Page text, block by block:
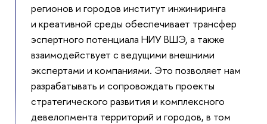
регионов и городов институт инжиниринга
и креативной среды обеспечивает трансфер
эспертного потенциала НИУ ВШЭ, а также
взаимодействует с ведущими внешними
экспертами и компаниями. Это позволяет нам
разрабатывать и сопровождать проекты
стратегического развития и комплексного
девелопмента территорий и городов, в том